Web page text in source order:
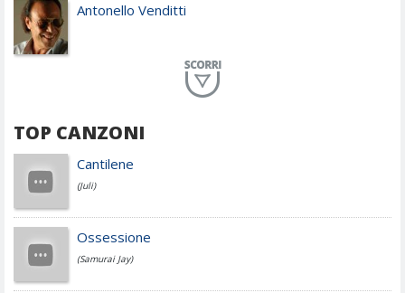
Antonello Venditti
Achille Lauro
Cesare Cremonini
TOP CANZONI
Cantilene
(Juli)
Ossessione
(Samurai Jay)